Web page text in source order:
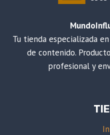
Tu tienda especializada
de contenido.
profesional y